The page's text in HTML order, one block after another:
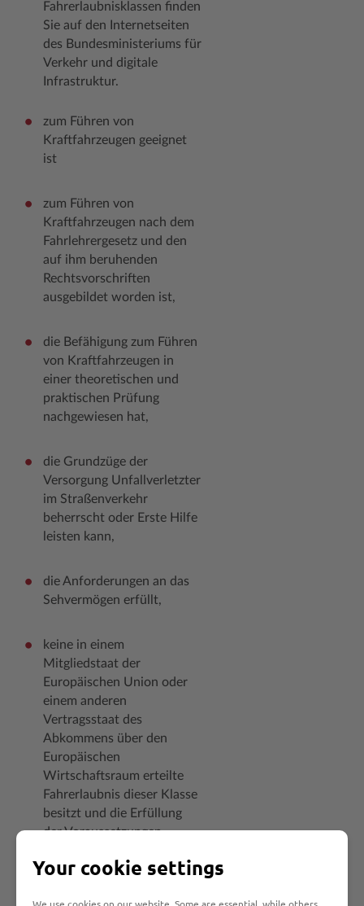
Fahrerlaubnisklassen finden
Sie auf den Internetseiten
des Bundesministeriums für
Verkehr und digitale
Infrastruktur.
zum Führen von
Kraftfahrzeugen geeignet
ist
zum Führen von
Kraftfahrzeugen nach dem
Fahrlehrergesetz und den
auf ihm beruhenden
Rechtsvorschriften
ausgebildet worden ist,
die Befähigung zum Führen
von Kraftfahrzeugen in
einer theoretischen und
praktischen Prüfung
nachgewiesen hat,
die Grundzüge der
Versorgung Unfallverletzter
im Straßenverkehr
beherrscht oder Erste Hilfe
leisten kann,
die Anforderungen an das
Sehvermögen erfüllt,
keine in einem
Mitgliedstaat der
Europäischen Union oder
einem anderen
Vertragsstaat des
Abkommens über den
Europäischen
Wirtschaftsraum erteilte
Fahrerlaubnis dieser Klasse
besitzt und die Erfüllung
der Voraussetzungen
Your cookie settings